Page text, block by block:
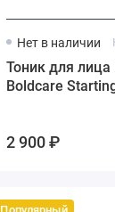
Нет в наличии
Тоник для лица
Boldcare
2 900 ₽